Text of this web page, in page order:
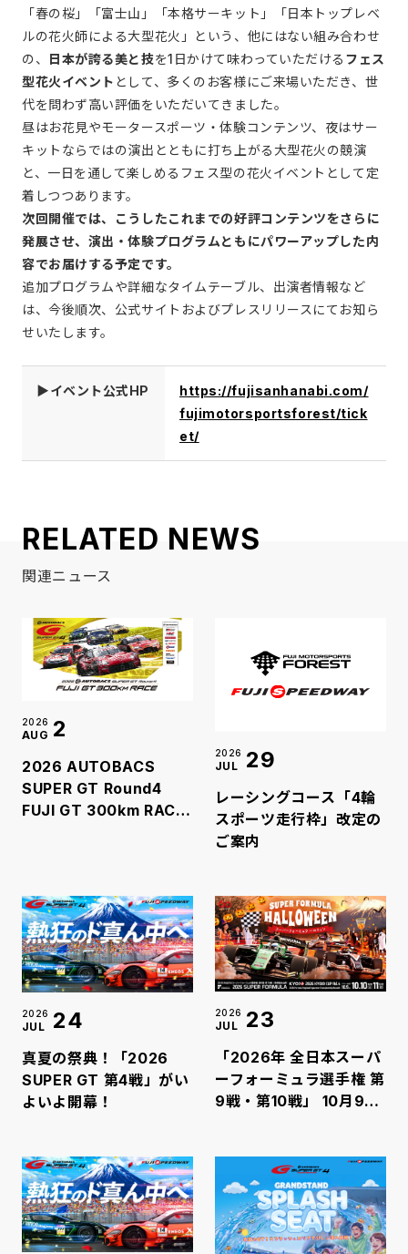
「春の桜」「富士山」「本格サーキット」「日本トップレベ
ルの花火師による大型花火」という、他にはない組み合わせ
の、
日本が誇る美と技を1日かけて味わっていただける フェス
型花火イベント として、多くのお客様にご来場いただき、世
代を問わず高い評価をいただいてきました。
昼はお花見やモータースポーツ・体験コンテンツ、夜はサー
キットならではの演出とともに打ち上がる大型花火の競演
と、一日を通して楽しめるフェス型の花火イベントとして定
着しつつあります。
次回開催では、こうしたこれまでの好評コンテンツをさらに
発展させ、演出・体験プログラムともにパワーアップした内
容でお届けする予定です。
追加プログラムや詳細なタイムテーブル、出演者情報など
は、今後順次、公式サイトおよびプレスリリースにてお知ら
せいたします。
▶イベント公式HP
https://fujisanhanabi.com/
fujimotorsportsforest/tick
et/
RELATED NEWS
関連ニュース
2026 AUTOBACS
SUPER GT Round4
FUJI GT 300km RACE
2026
AUG 2
レーシングコース「4輪
スポーツ走行枠」改定の
ご案内
2026
JUL 29
真夏の祭典！「2026
SUPER GT 第4戦」がい
よいよ開幕！
2026
JUL 24
「2026年 全日本スーパ
ーフォーミュラ選手権 第
9戦・第10戦」 10月9日
ト販売開始！
2026
JUL 23